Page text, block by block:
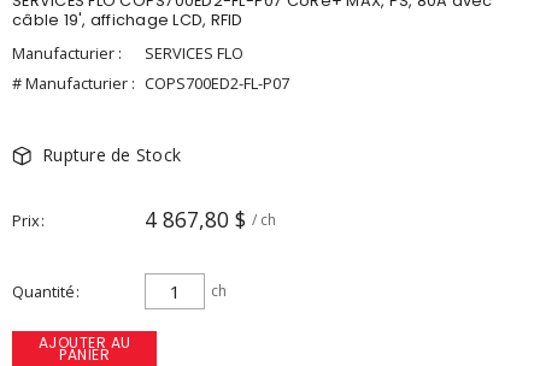
câble 19', affichage LCD, RFID
Manufacturier :
SERVICES FLO
# Manufacturier : COPS700ED2-FL-P07
Rupture de Stock
Prix 4 867,80 $ / ch
Quantité ch
AJOUTER AU
PANIER